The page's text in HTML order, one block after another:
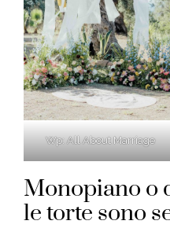
Wp: All About Marriage
Monopiano o
le torte sono